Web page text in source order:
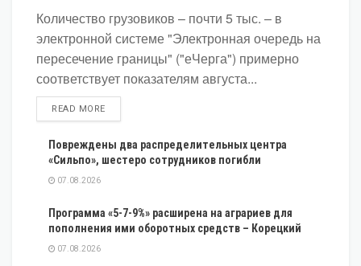
Количество грузовиков – почти 5 тыс. – в
электронной системе "Электронная очередь на
пересечение границы" ("еЧерга") примерно
соответствует показателям августа...
READ MOREDETAILS
Повреждены два распределительных центра
«Сильпо», шестеро сотрудников погибли
07.08.2026
Программа «5-7-9%» расширена на аграриев для
пополнения ими оборотных средств – Корецкий
07.08.2026